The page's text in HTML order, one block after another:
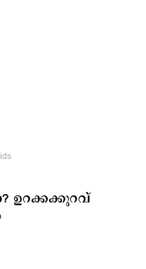
ഉറക്കക്കുറവ്